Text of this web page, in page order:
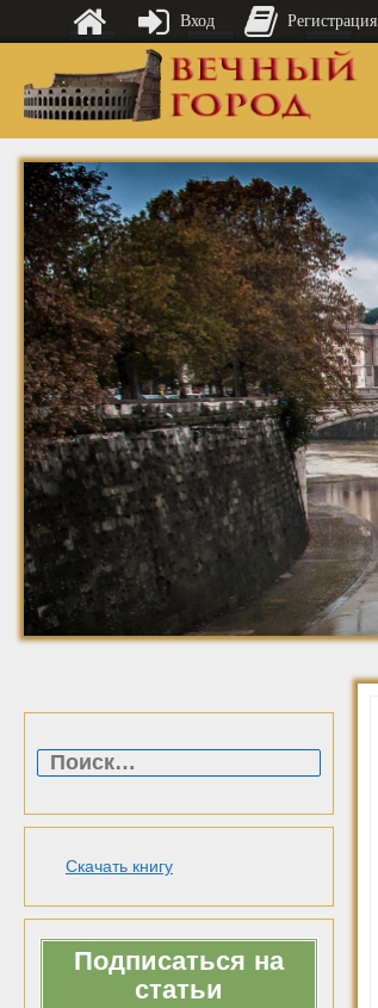
Скачать книгу
Подписаться на
статьи
Вход Регистрация